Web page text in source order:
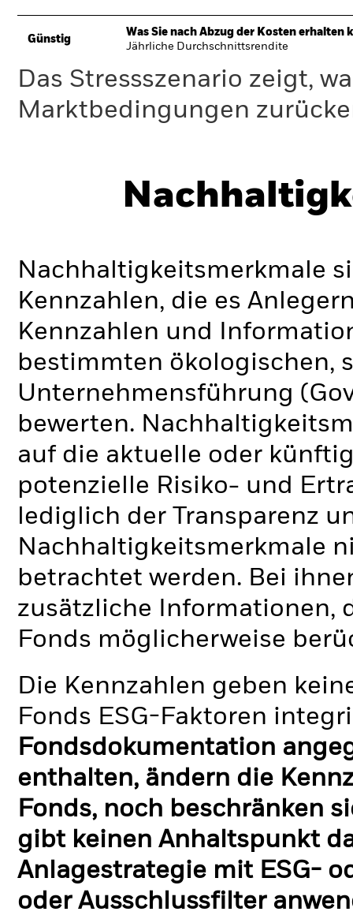
Günstig
Was Sie nach Abzug der Kosten erhalten
Jährliche Durchschnittsrendite
Das Stressszenario zeigt,
Marktbedingungen
Nachhaltigkeitsmerkmale
Kennzahlen, die es
Kennzahlen und
bestimmten ökologischen,
Unternehmensführung
bewerten.
auf die aktuelle oder
potenzielle Risiko- und
lediglich der Transparenz
Nachhaltigkeitsmerkmale
betrachtet werden. Bei
zusätzliche Informationen,
Fonds möglicherweise
Die Kennzahlen geben
Fonds ESG-Faktoren
Fondsdokumentation
enthalten, ändern die
Fonds, noch beschränken
gibt keinen Anhaltspunkt
Anlagestrategie mit ESG-
oder Ausschlussfilter